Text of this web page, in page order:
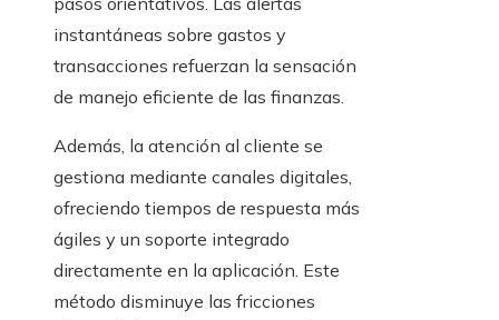
instantáneas sobre gastos y
transacciones refuerzan la sensación
de manejo eficiente de las finanzas.
Además, la atención al cliente se
gestiona mediante canales digitales,
ofreciendo tiempos de respuesta más
ágiles y un soporte integrado
directamente en la aplicación. Este
método disminuye las fricciones